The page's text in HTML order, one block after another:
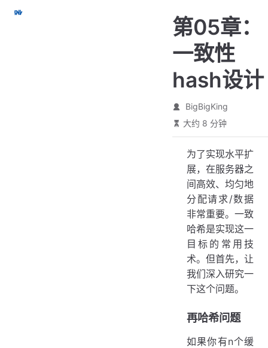
跳
第05章：
一致性
hash设计
BigBigKing
大约 8 分钟
为了实现水平扩
展，在服务器之
间高效、均匀地
分配请求/数据
非常重要。一致
哈希是实现这一
目标的常用技
术。但首先，让
我们深入研究一
下这个问题。
再哈希问题
如果你有n个缓